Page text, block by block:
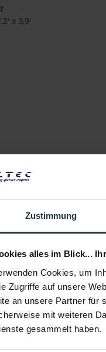
Zustimmung
alles im Blick...
Cookies, um
Zugriffe auf unsere
an unsere Partner für
mit weiteren
gesammelt haben.
x 3,9'
SUNBOUNCE 300-310
BOUNCER BIG KIT
SUN-BOUNCER BIG